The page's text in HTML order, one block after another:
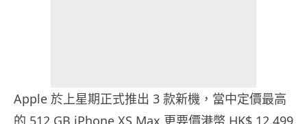
Apple 於上星期正式推出 3 款新機，當中定價最高